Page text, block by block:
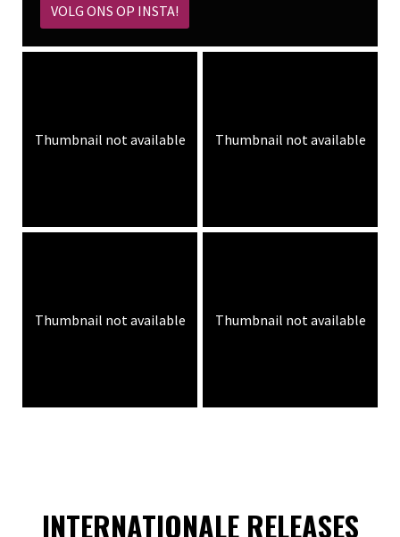
VOLG ONS OP INSTA!
Thumbnail not available Thumbnail not available
Thumbnail not available Thumbnail not available
INTERNATIONALE RELEASES